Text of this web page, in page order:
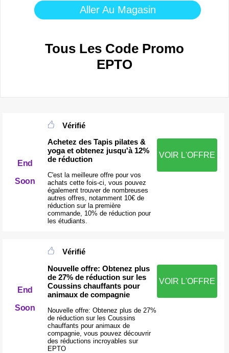
Aller Au Magasin
Tous Les Code Promo
EPTO
End
Soon
Vérifié
Achetez des Tapis pilates &
yoga et obtenez jusqu'à 12%
de réduction
C'est la meilleure offre pour vos
achats cette fois-ci, vous pouvez
également trouver de nombreuses
autres offres, notamment 10€ de
réduction sur la première
commande, 10% de réduction pour
les étudiants.
VOIR L'OFFRE
End
Soon
Vérifié
Nouvelle offre: Obtenez plus
de 27% de réduction sur les
Coussins chauffants pour
animaux de compagnie
Nouvelle offre: Obtenez plus de 27%
de réduction sur les Coussins
chauffants pour animaux de
compagnie, vous pouvez découvrir
des réductions incroyables sur
EPTO
VOIR L'OFFRE